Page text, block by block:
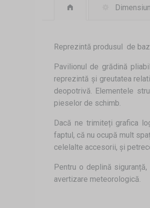
Reprezintă produsul de
Pavilionul de grădină
reprezintă și greutatea
deopotrivă. Elementele
pieselor de schimb.
Dacă ne trimiteți grafica
faptul, că nu ocupă mult
celelalte accesorii, și
Pentru o deplină
avertizare meteorologică.